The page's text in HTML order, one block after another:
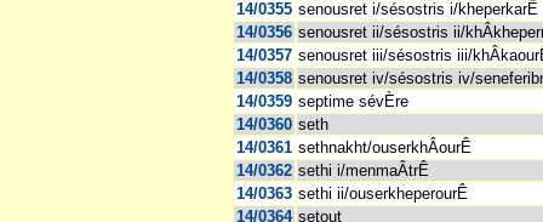
14/0355 senousret i/sésostris i/kheperkarÊ
14/0356 senousret ii/sésostris ii/
14/0357 senousret iii/sésostris iii/
14/0358 senousret iv/sésostris iv/
14/0359 septime sévÈre
14/0360 seth
14/0361 sethnakht/ouserkhÂourÊ
14/0362 sethi i/menmaÂtrÊ
14/0363 sethi ii/ouserkheperourÊ
14/0364 setout